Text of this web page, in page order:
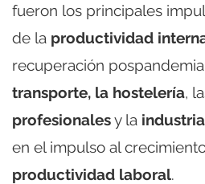
fueron los principales
de la productividad
recuperación
transporte, la hostelería,
profesionalesy la industria
en el impulso al
productividad laboral.